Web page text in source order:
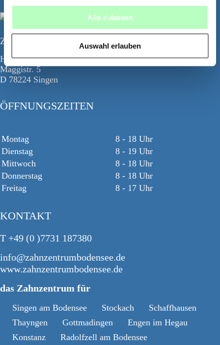
Alle zulassen
Auswahl erlauben
Zahnzentrum Bodensee
Hegau Tower
Maggistr. 5
D 78224 Singen
ÖFFNUNGSZEITEN
Montag
8 - 18 Uhr
Dienstag
8 - 19 Uhr
Mittwoch
8 - 18 Uhr
Donnerstag
8 - 18 Uhr
Freitag
8 - 17 Uhr
KONTAKT
T +49 (0 )7731 187380
info@zahnzentrumbodensee.de
www.zahnzentrumbodensee.de
das Zahnzentrum für
Singen am Bodensee Stockach
Schaffhausen
Thayngen
Gottmadingen
Engen im Hegau
Konstanz
Radolfzell am Bodensee